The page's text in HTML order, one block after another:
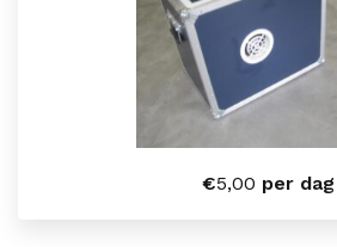
€5,00 per dag